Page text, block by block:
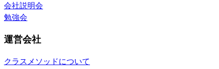
会社説明会
勉強会
運営会社
クラスメソッドについて